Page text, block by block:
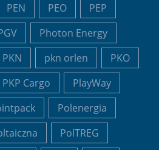
PEN PEO
PEP
Photon Energy
PKN pkn orlen
PKO
PKP Cargo
PlayWay
Polenergia
PolTREG